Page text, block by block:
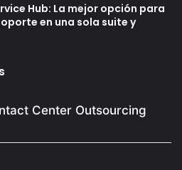
Hub: La mejor opción para
en una sola suite y
Center Outsourcing